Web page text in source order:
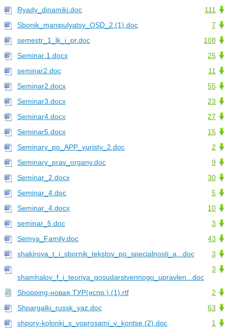
111
Ryady_dinamiki.doc
7
Sbonik_manipulyatsy_OSD_2 (1).doc
108
semestr_1_lk_i_pr.doc
25
Seminar 1.docx
11
seminar2.doc
55
Seminar2.docx
23
Seminar3.docx
27
Seminar4.docx
15
Seminar5.docx
2
Seminary_po_APP_yuristy_2.doc
9
Seminary_prav_organy.doc
30
Seminar_2.docx
5
Seminar_4.doc
10
Seminar_4.docx
3
seminar_5.doc
43
Semya_Family.doc
3
shakirova_t_i_sbornik_tekstov_po_specialnosti_a...doc
3
shamhalov_f_i_teoriya_gosudarstvennogo_upravlen...doc
2
Shopping-новая ТУР(испр.) (1).rtf
63
Shpargalki_russk_yaz.doc
1
shpory-kolonki_s_voprosami_v_kontse (2).doc